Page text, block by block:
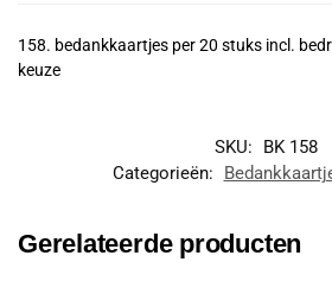
158. bedankkaartjes per 20 stuks incl.
keuze
SKU:
BK 158
Categorieën:
Gerelateerde producten